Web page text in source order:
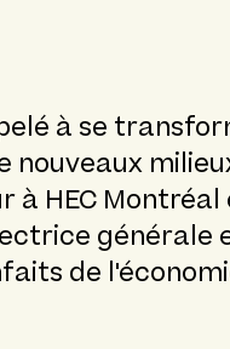
à se
nouveaux
à HEC
générale
de